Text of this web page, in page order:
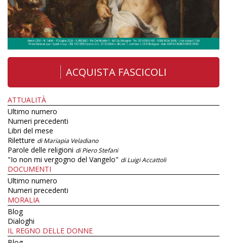
ACQUISTA FASCICOLI
ATTUALITÀ
Ultimo numero
Numeri precedenti
Libri del mese
Riletture di Mariapia Veladiano
Parole delle religioni di Piero Stefani
"Io non mi vergogno del Vangelo" di Luigi Accattoli
DOCUMENTI
Ultimo numero
Numeri precedenti
MORALIA
Blog
Dialoghi
IL REGNO DELLE DONNE